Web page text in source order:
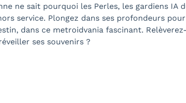
ne sait pourquoi les Perles, les gardiens IA
service. Plongez dans ses profondeurs
dans ce metroidvania fascinant.
ses souvenirs ?